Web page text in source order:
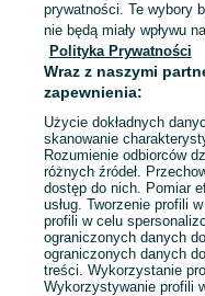
Mapa kategorii
Mapa miejscowości
Mapa ministron
Popularne wyszukiwania
prywatności. Te wybory
nie będą miały wpływu
Polityka Prywatności
Wraz z naszymi
zapewnienia:
Użycie dokładnych
skanowanie
Rozumienie odbiorców
różnych źródeł.
dostęp do nich. Pomiar
usług. Tworzenie profili
profili w celu
ograniczonych danych
ograniczonych danych
treści. Wykorzystanie
Wykorzystywanie profili